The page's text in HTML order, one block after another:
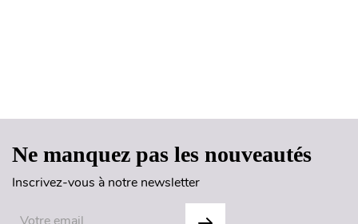
Ne manquez pas les nouveautés
Inscrivez-vous à notre newsletter